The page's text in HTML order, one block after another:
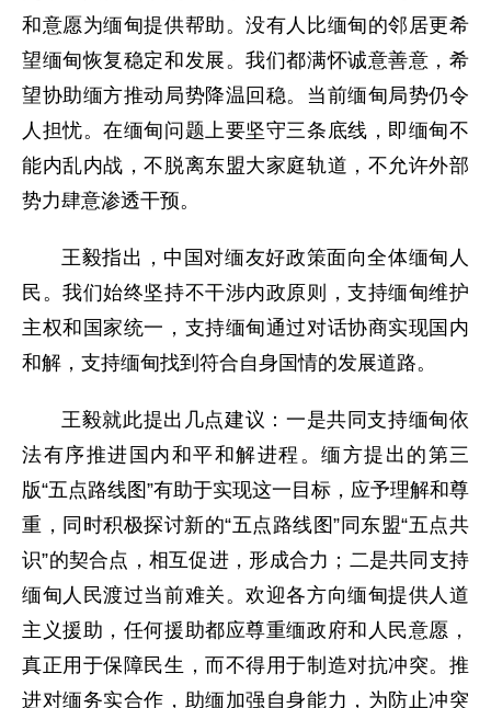
和意愿为缅甸提供帮助。没有人比缅甸的邻居更希
望缅甸恢复稳定和发展。我们都满怀诚意善意，希
望协助缅方推动局势降温回稳。当前缅甸局势仍令
人担忧。在缅甸问题上要坚守三条底线，即缅甸不
能内乱内战，不脱离东盟大家庭轨道，不允许外部
势力肆意渗透干预。
王毅指出，中国对缅友好政策面向全体缅甸人
民。我们始终坚持不干涉内政原则，支持缅甸维护
主权和国家统一，支持缅甸通过对话协商实现国内
和解，支持缅甸找到符合自身国情的发展道路。
王毅就此提出几点建议：一是共同支持缅甸依
法有序推进国内和平和解进程。缅方提出的第三
版“五点路线图”有助于实现这一目标，应予理解和尊
重，同时积极探讨新的“五点路线图”同东盟“五点共
识”的契合点，相互促进，形成合力；二是共同支持
缅甸人民渡过当前难关。欢迎各方向缅甸提供人道
主义援助，任何援助都应尊重缅政府和人民意愿，
真正用于保障民生，而不得用于制造对抗冲突。推
进对缅务实合作，助缅加强自身能力，为防止冲突